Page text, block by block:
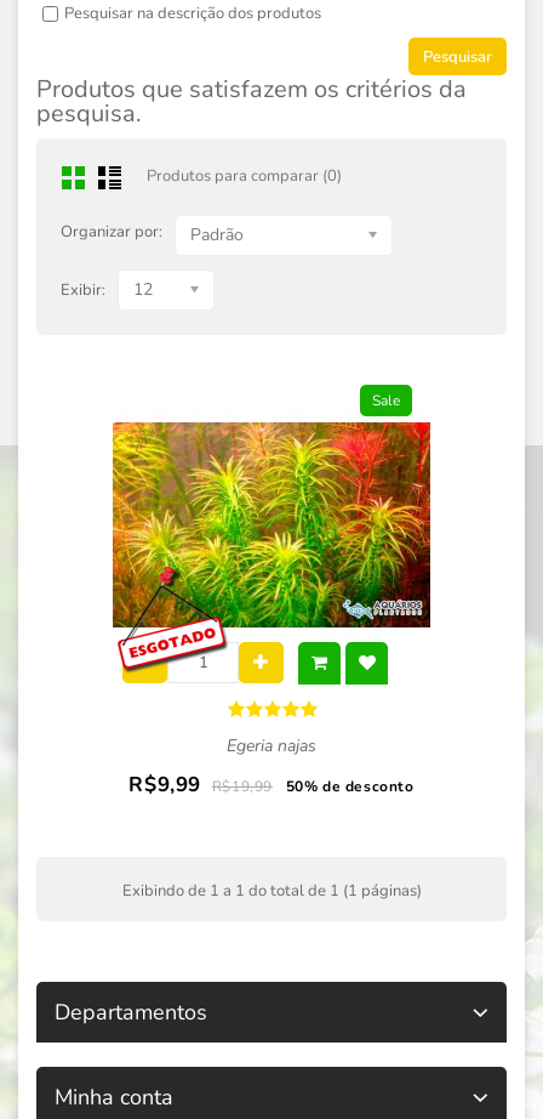
Pesquisar na descrição dos produtos
Produtos que satisfazem os critérios da
pesquisa.
Produtos para comparar (0)
Organizar por: Padrão
Exibir: 12
Sale
Egeria najas
R$9,99 R$19,99 50% de desconto
Exibindo de 1 a 1 do total de 1 (1 páginas)
Departamentos
Minha conta